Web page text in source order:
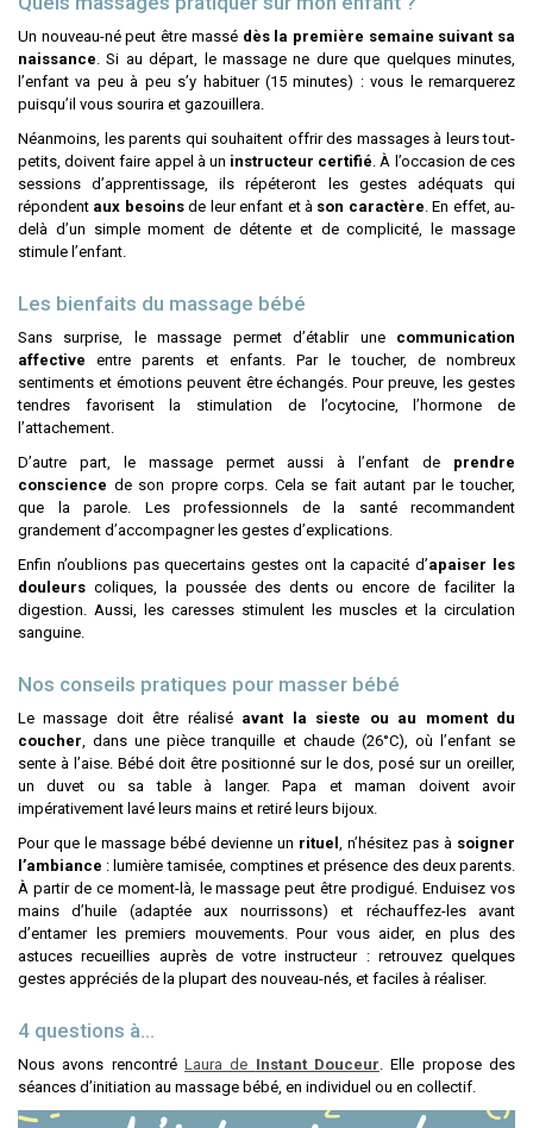
Un nouveau-né peut être massé dès la première semaine suivant sa
naissance. Si au départ, le massage ne dure que quelques minutes,
l’enfant va peu à peu s’y habituer (15 minutes) : vous le remarquerez
puisqu’il vous sourira et gazouillera.
Néanmoins, les parents qui souhaitent offrir des massages à leurs tout-
petits, doivent faire appel à un instructeur certifié.À l’occasion de ces
sessions d’apprentissage, ils répéteront les gestes adéquats qui
répondent aux besoinsde leur enfant et à son caractère. En effet, au-
delà d’un simple moment de détente et de complicité, le massage
stimule l’enfant.
Les bienfaits du massage bébé
Sans surprise, le massage permet d’établir une communication
affective entre parents et enfants. Par le toucher, de nombreux
sentiments et émotions peuvent être échangés. Pour preuve, les gestes
tendres favorisent la stimulation de l’ocytocine, l’hormone de
l’attachement.
D’autre part, le massage permet aussi à l’enfant de prendre
conscience de son propre corps. Cela se fait autant par le toucher,
que la parole. Les professionnels de la santé recommandent
grandement d’accompagner les gestes d’explications.
Enfin n’oublions pas quecertains gestes ont la capacité d’apaiser
les
douleurs coliques, la poussée des dents ou encore de faciliter la
digestion. Aussi, les caresses stimulent les muscles et la circulation
sanguine.
Nos conseils pratiques pour masser bébé
Le massage doit être réalisé avant la sieste ou au moment du
coucher, dans une pièce tranquille et chaude (26°C), où l’enfant se
sente à l’aise. Bébé doit être positionné sur le dos, posé sur un oreiller,
un duvet ou sa table à langer. Papa et maman doivent avoir
impérativement lavé leurs mains et retiré leurs bijoux.
Pour que le massage bébé devienne un rituel , n’hésitez pas à soigner
l’ambiance : lumière tamisée, comptines et présence des deux parents.
À partir de ce moment-là, le massage peut être prodigué. Enduisez vos
mains d’huile (adaptée aux nourrissons) et réchauffez-les avant
d’entamer les premiers mouvements. Pour vous aider, en plus des
astuces recueillies auprès de votre instructeur : retrouvez quelques
gestes appréciés de la plupart des nouveau-nés, et faciles à réaliser.
4 questions à…
Nous avons rencontré Laura de Instant Douceur. Elle propose des
séances d’initiation au massage bébé, en individuel ou en collectif.